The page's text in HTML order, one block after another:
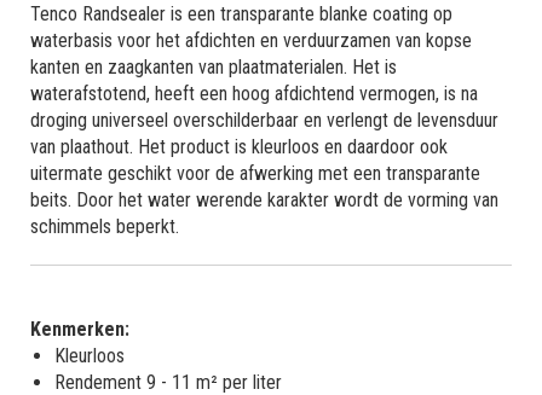
Tenco Randsealer is een transparante blanke coating op
waterbasis voor het afdichten en verduurzamen van kopse
kanten en zaagkanten van plaatmaterialen. Het is
waterafstotend, heeft een hoog afdichtend vermogen, is na
droging universeel overschilderbaar en verlengt de levensduur
van plaathout. Het product is kleurloos en daardoor ook
uitermate geschikt voor de afwerking met een transparante
beits. Door het water werende karakter wordt de vorming van
schimmels beperkt.
Kenmerken:
Kleurloos
Rendement 9 - 11 m² per liter